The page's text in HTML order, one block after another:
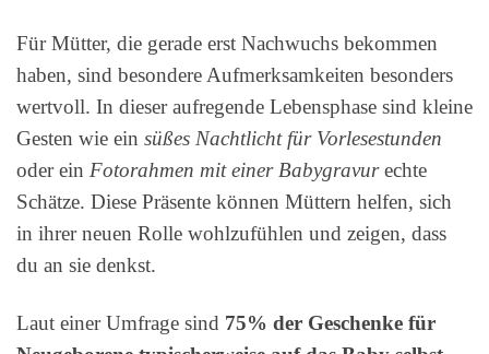
Für Mütter, die gerade erst Nachwuchs bekommen
haben, sind besondere Aufmerksamkeiten besonders
wertvoll. In dieser aufregende Lebensphase sind kleine
Gesten wie ein süßes Nachtlicht für Vorlesestunden
oder ein Fotorahmen mit einer Babygravurechte
Schätze. Diese Präsente können Müttern helfen, sich
in ihrer neuen Rolle wohlzufühlen und zeigen, dass
du an sie denkst.
Laut einer Umfrage sind 75% der Geschenke für